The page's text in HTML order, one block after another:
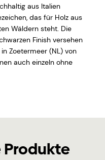
aus Italien
das für Holz aus
Wäldern steht. Die
Finish versehen
Zoetermeer (NL) von
auch einzeln ohne